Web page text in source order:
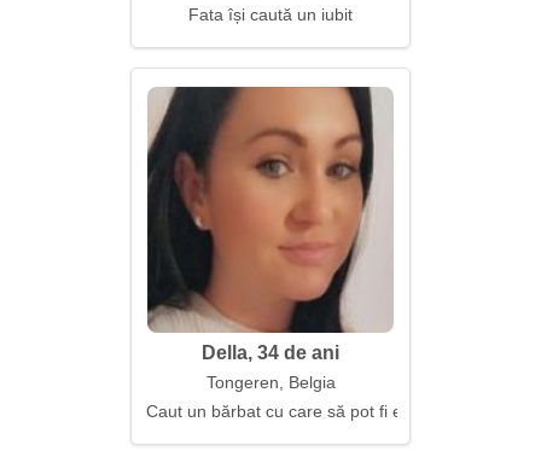
Fata își caută un iubit
Della, 34 de ani
Tongeren, Belgia
Caut un bărbat cu care să pot fi eu însămi